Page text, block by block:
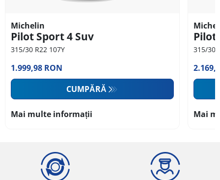
Michelin
Pilot Sport 4 Suv
315/30 R22 107Y
1.999,98 RON
CUMPĂRĂ
Mai multe informații
Pilot
315/30
Mai